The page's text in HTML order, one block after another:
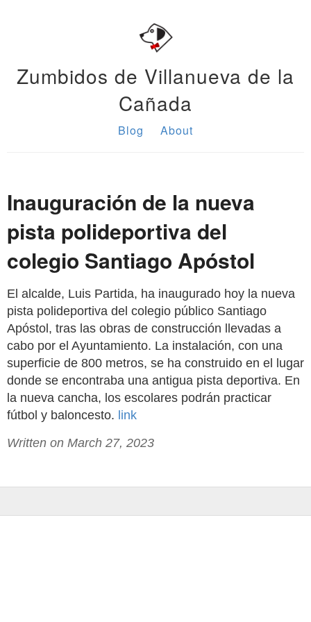
Zumbidos de Villanueva de la
Cañada
Blog About
Inauguración de la nueva
pista polideportiva del
colegio Santiago Apóstol
El alcalde, Luis Partida, ha inaugurado hoy la nueva
pista polideportiva del colegio público Santiago
Apóstol, tras las obras de construcción llevadas a
cabo por el Ayuntamiento. La instalación, con una
superficie de 800 metros, se ha construido en el lugar
donde se encontraba una antigua pista deportiva. En
la nueva cancha, los escolares podrán practicar
fútbol y baloncesto. link
Written on March 27, 2023